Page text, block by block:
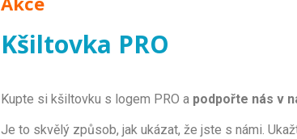
Kšiltovka PRO
Kupte si kšiltovku s logem PRO a podpořte nás v
Je to skvělý způsob, jak ukázat, že jste s námi. Ukaž